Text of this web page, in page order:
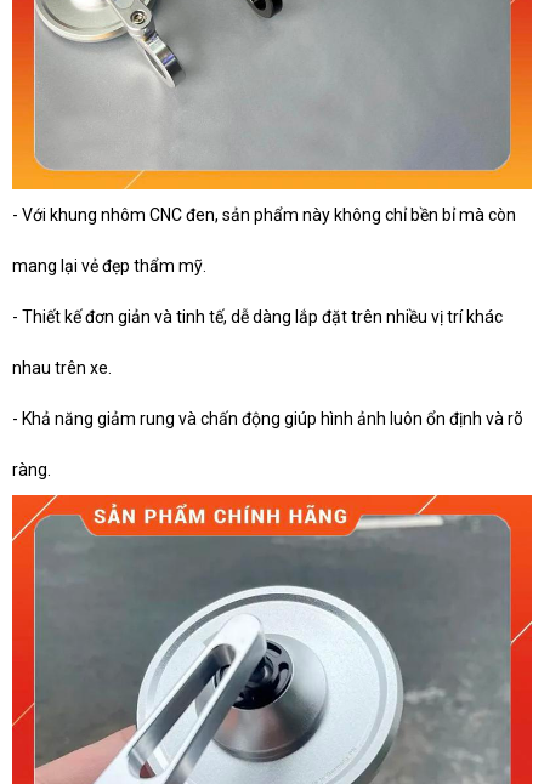
- Với khung nhôm CNC đen, sản phẩm này không chỉ bền bỉ mà còn
mang lại vẻ đẹp thẩm mỹ.
- Thiết kế đơn giản và tinh tế, dễ dàng lắp đặt trên nhiều vị trí khác
nhau trên xe.
- Khả năng giảm rung và chấn động giúp hình ảnh luôn ổn định và rõ
ràng.